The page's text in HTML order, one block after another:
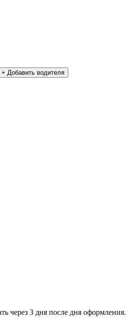
+ Добавить водителя
через 3 дня после дня оформления.